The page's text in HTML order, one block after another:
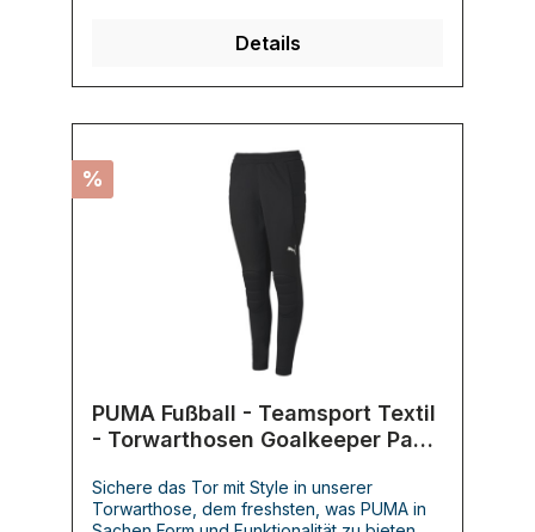
Details
%
PUMA Fußball - Teamsport Textil
- Torwarthosen Goalkeeper Pant
Sichere das Tor mit Style in unserer
Torwarthose, dem freshsten, was PUMA in